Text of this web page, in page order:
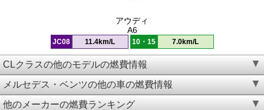
アウディ
A6
JC08 11.4km/L 10・15 7.0km/L
CLクラスの他のモデルの燃費情報
メルセデス・ベンツの他の車の燃費情報
他のメーカーの燃費ランキング